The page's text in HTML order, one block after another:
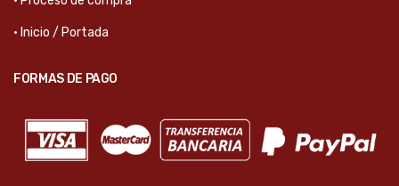
· Inicio / Portada
FORMAS DE PAGO